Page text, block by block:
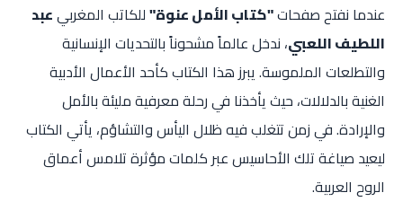
عندما نفتح صفحات"كتاب الأمل عنوة"للكاتب المغربيعبد
اللطيف اللعبي، ندخل عالماً مشحوناً بالتحديات الإنسانية
والتطلعات الملموسة. يبرز هذا الكتاب كأحد الأعمال الأدبية
الغنية بالدلالات، حيث يأخذنا في رحلة معرفية مليئة بالأمل
والإرادة. في زمن تتغلب فيه ظلال اليأس والتشاؤم، يأتي الكتاب
ليعيد صياغة تلك الأحاسيس عبر كلمات مؤثرة تلامس أعماق
الروح العربية.